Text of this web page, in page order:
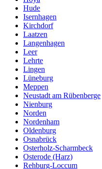
Hude
Isernhagen
Kirchdorf
Laatzen
Langenhagen
Leer
Lehrte
Lingen
Lüneburg
Meppen
Neustadt am Rübenberge
Nienburg
Norden
Nordenham
Oldenburg
Osnabrück
Osterholz-Scharmbeck
Osterode (Harz)
Rehburg-Loccum